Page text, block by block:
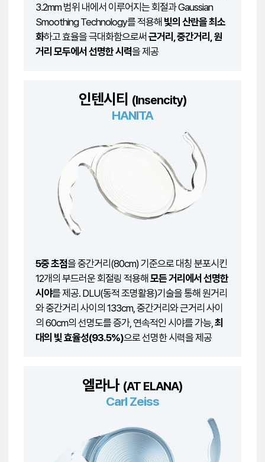
3.2mm 범위 내에서 이루어지는 회절과 Gaussian
Smoothing Technology를 적용해 빛의 산란을 최소
화하고 효율을 극대화함으로써근거리, 중간거리, 원
거리 모두에서 선명한 시력을 제공
인텐시티 (Insencity)
HANITA
5중 초점을 중간거리(80cm) 기준으로 대칭 분포시킨
12개의 부드러운 회절링 적용해모든 거리에서 선명한
시야를 제공. DLU(동적 조명활용)기술을 통해 원거리
와 중간거리 사이의 133cm, 중간거리와 근거리 사이
의 60cm의 선명도를 증가, 연속적인 시야를 가능,최
대의 빛 효율성(93.5%)으로 선명한 시력을 제공
엘라나 (AT ELANA)
Carl Zeiss